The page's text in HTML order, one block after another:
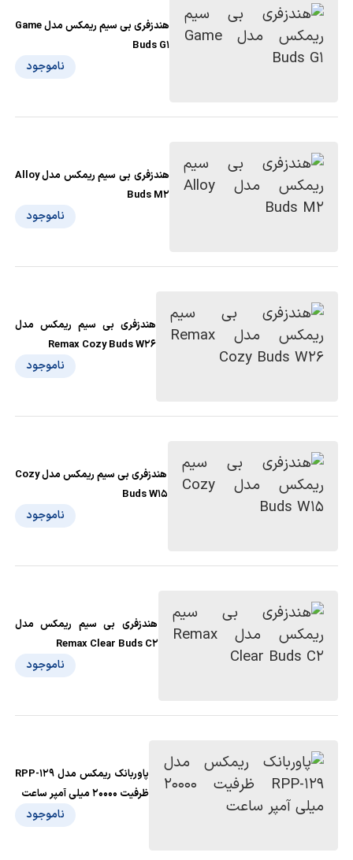
هندزفری بی سیم ریمکس مدل Game
Buds G1
ناموجود
هندزفری بی سیم ریمکس مدل Alloy
Buds M2
ناموجود
هندزفری بی سیم ریمکس مدل
Remax Cozy Buds W26
ناموجود
هندزفری بی سیم ریمکس مدل Cozy
Buds W15
ناموجود
هندزفری بی سیم ریمکس مدل
Remax Clear Buds C2
ناموجود
پاوربانک ریمکس مدل RPP-129
ظرفیت 20000 میلی آمپر ساعت
ناموجود